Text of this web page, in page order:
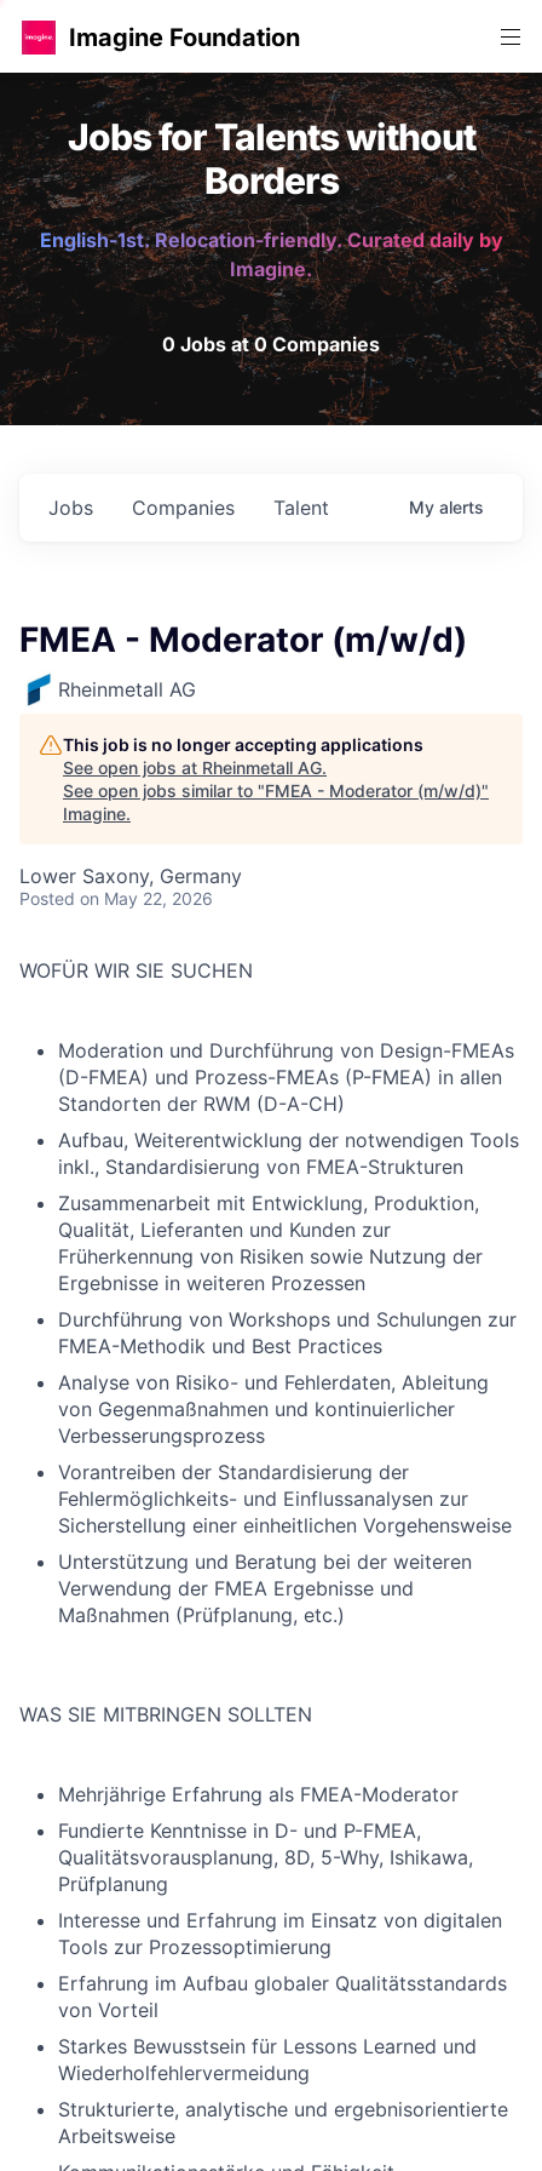
Imagine Foundation
Jobs for Talents without
Borders
English-1st. Relocation-friendly. Curated daily by
Imagine.
0 Jobs at 0 Companies
Jobs Companies Talent My alerts
FMEA - Moderator (m/w/d)
Rheinmetall AG
This job is no longer accepting applications
See open jobs at Rheinmetall AG.
See open jobs similar to "FMEA - Moderator (m/w/d)"
Imagine.
Lower Saxony, Germany
Posted on May 22, 2026
WOFÜR WIR SIE SUCHEN
Moderation und Durchführung von Design-FMEAs
(D-FMEA) und Prozess-FMEAs (P-FMEA) in allen
Standorten der RWM (D-A-CH)
Aufbau, Weiterentwicklung der notwendigen Tools
inkl., Standardisierung von FMEA-Strukturen
Zusammenarbeit mit Entwicklung, Produktion,
Qualität, Lieferanten und Kunden zur
Früherkennung von Risiken sowie Nutzung der
Ergebnisse in weiteren Prozessen
Durchführung von Workshops und Schulungen zur
FMEA-Methodik und Best Practices
Analyse von Risiko- und Fehlerdaten, Ableitung
von Gegenmaßnahmen und kontinuierlicher
Verbesserungsprozess
Vorantreiben der Standardisierung der
Fehlermöglichkeits- und Einflussanalysen zur
Sicherstellung einer einheitlichen Vorgehensweise
Unterstützung und Beratung bei der weiteren
Verwendung der FMEA Ergebnisse und
Maßnahmen (Prüfplanung, etc.)
WAS SIE MITBRINGEN SOLLTEN
Mehrjährige Erfahrung als FMEA-Moderator
Fundierte Kenntnisse in D- und P-FMEA,
Qualitätsvorausplanung, 8D, 5-Why, Ishikawa,
Prüfplanung
Interesse und Erfahrung im Einsatz von digitalen
Tools zur Prozessoptimierung
Erfahrung im Aufbau globaler Qualitätsstandards
von Vorteil
Starkes Bewusstsein für Lessons Learned und
Wiederholfehlervermeidung
Strukturierte, analytische und ergebnisorientierte
Arbeitsweise